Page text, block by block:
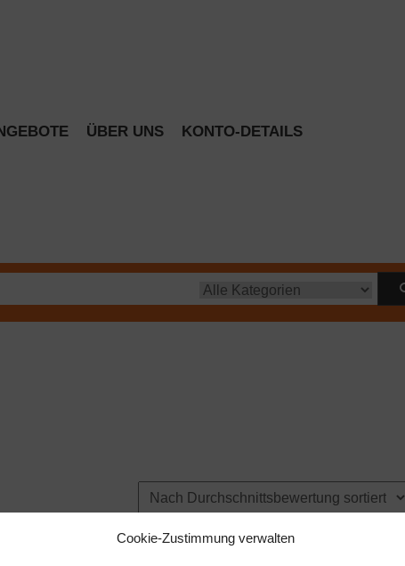
Cookie-Zustimmung verwalten
ÜBER UNS KONTO-DETAILS